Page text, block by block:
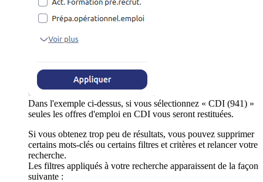
Dans l'exemple ci-dessus, si vous sélectionnez « CDI (941) »
seules les offres d'emploi en CDI vous seront restituées.
Si vous obtenez trop peu de résultats, vous pouvez supprimer
certains mots-clés ou certains filtres et critères et relancer votre
recherche.
Les filtres appliqués à votre recherche apparaissent de la façon
suivante :